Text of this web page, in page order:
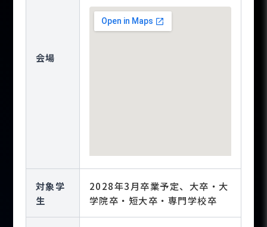
会場
対象学
生
2028年3月卒業予定、大卒・大
学院卒・短大卒・専門学校卒